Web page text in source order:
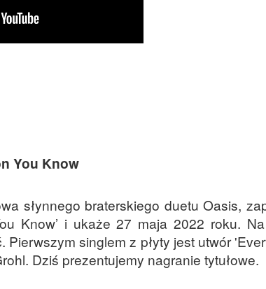
You Know
słynnego braterskiego duetu Oasis,
Know’ i ukaże 27 maja 2022 roku.
singlem z płyty jest utwór
Dziś prezentujemy nagranie tytułowe.